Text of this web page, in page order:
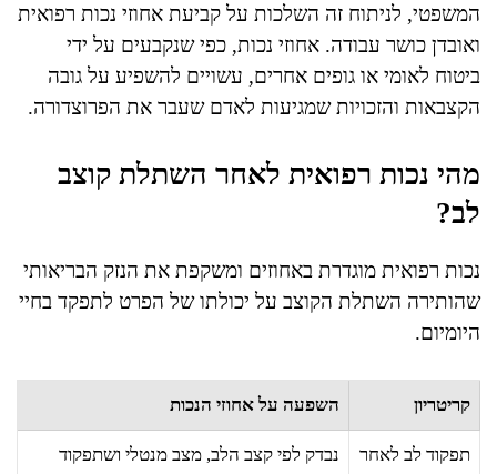
המשפטי, לניתוח זה השלכות על קביעת אחוזי נכות רפואית
ואובדן כושר עבודה. אחוזי נכות, כפי שנקבעים על ידי
ביטוח לאומי או גופים אחרים, עשויים להשפיע על גובה
הקצבאות והזכויות שמגיעות לאדם שעבר את הפרוצדורה.
מהי נכות רפואית לאחר השתלת קוצב
לב?
נכות רפואית מוגדרת באחוזים ומשקפת את הנזק הבריאותי
שהותירה השתלת הקוצב על יכולתו של הפרט לתפקד בחיי
היומיום.
קריטריון השפעה על אחוזי הנכות
תפקוד לב לאחר
נבדק לפי קצב הלב, מצב מנטלי ושתפקוד